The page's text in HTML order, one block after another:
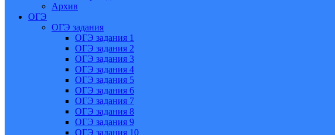
Архив
ОГЭ
ОГЭ задания
ОГЭ задания 1
ОГЭ задания 2
ОГЭ задания 3
ОГЭ задания 4
ОГЭ задания 5
ОГЭ задания 6
ОГЭ задания 7
ОГЭ задания 8
ОГЭ задания 9
ОГЭ задания 10